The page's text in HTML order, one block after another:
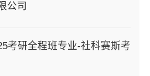
公司
考研全程班专业-社科赛斯考